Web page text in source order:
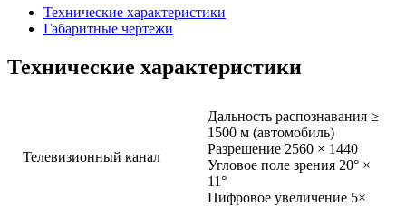
Технические характеристики
Габаритные чертежи
Технические характеристики
Телевизионный канал
Дальность распознавания ≥
1500 м (автомобиль)
Разрешение 2560 × 1440
Угловое поле зрения 20° ×
11°
Цифровое увеличение 5×